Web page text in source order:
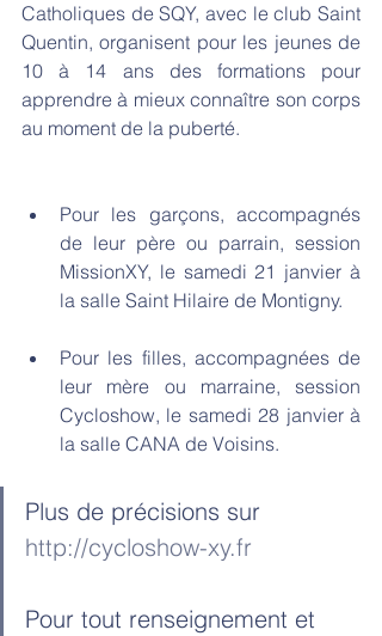
Catholiques de SQY, avec le club Saint
Quentin, organisent pour les jeunes de
10 à 14 ans des formations pour
apprendre à mieux connaître son corps
au moment de la puberté.
Pour les garçons, accompagnés
de leur père ou parrain, session
MissionXY, le samedi 21 janvier à
la salle Saint Hilaire de Montigny.
Pour les filles, accompagnées de
leur mère ou marraine, session
Cycloshow, le samedi 28 janvier à
la salle CANA de Voisins.
Plus de précisions sur
http://cycloshow-xy.fr
Pour tout renseignement et